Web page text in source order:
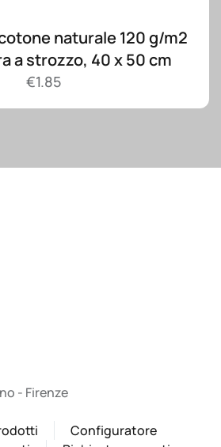
naturale 120 g/m2
a strozzo, 40 x 50 cm
€1.85
- Firenze
Configuratore